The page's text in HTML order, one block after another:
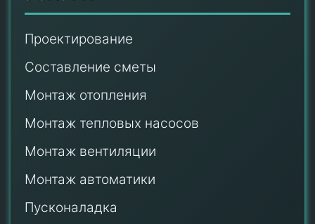
Проектирование
Составление сметы
Монтаж отопления
Монтаж тепловых насосов
Монтаж вентиляции
Монтаж автоматики
Пусконаладка